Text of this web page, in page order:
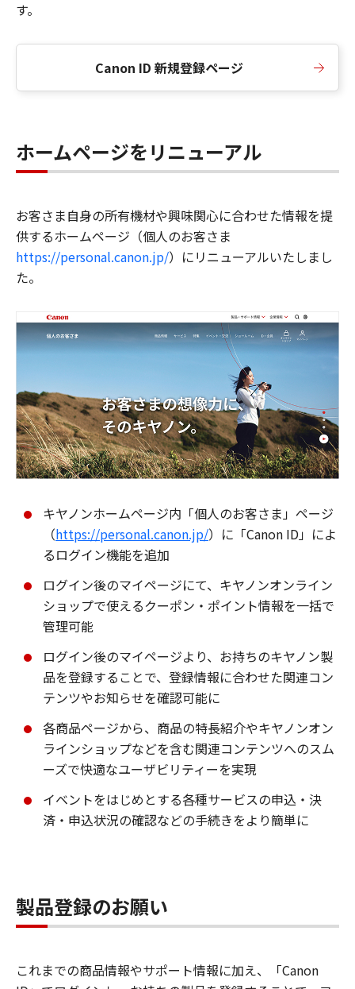
す。
Canon ID 新規登録ページ
ホームページをリニューアル
お客さま自身の所有機材や興味関心に合わせた情報を提
供するホームページ（個人のお客さま
https://personal.canon.jp/）にリニューアルいたしまし
た。
キヤノンホームページ内「個人のお客さま」ページ
（https://personal.canon.jp/）に「Canon ID」によ
るログイン機能を追加
ログイン後のマイページにて、キヤノンオンライン
ショップで使えるクーポン・ポイント情報を一括で
管理可能
ログイン後のマイページより、お持ちのキヤノン製
品を登録することで、登録情報に合わせた関連コン
テンツやお知らせを確認可能に
各商品ページから、商品の特長紹介やキヤノンオン
ラインショップなどを含む関連コンテンツへのスム
ーズで快適なユーザビリティーを実現
イベントをはじめとする各種サービスの申込・決
済・申込状況の確認などの手続きをより簡単に
製品登録のお願い
これまでの商品情報やサポート情報に加え、「Canon